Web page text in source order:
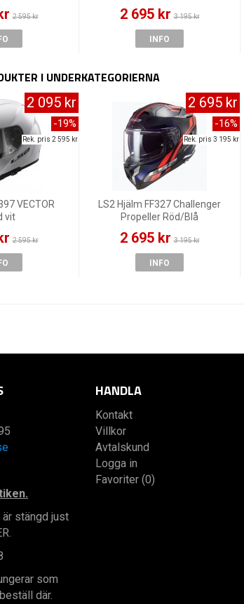
2 595 kr 2 695 kr 3 195 kr
INFO
I UNDERKATEGORIERNA
VECTOR
vit
2 595 kr
2 095 kr
-19%
Rek. pris 2 595 kr
LS2 Hjälm FF327 Challenger
Propeller Röd/Blå
2 695 kr 3 195 kr
2 695 kr
-16%
Rek. pris 3 195 kr
INFO
stängd just
som
där.
HANDLA
Kontakt
Villkor
Avtalskund
Logga in
Favoriter (0)